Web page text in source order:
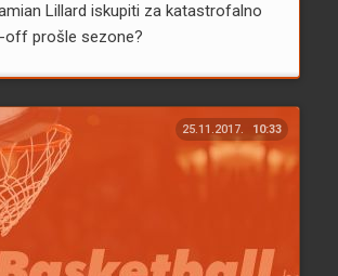
Lillard iskupiti za katastrofalno
off prošle sezone?
25.11.2017. 10:33